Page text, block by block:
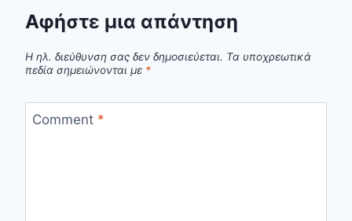
Αφήστε μια απάντηση
Η ηλ. διεύθυνση σας δεν δημοσιεύεται. Τα υποχρεωτικά
πεδία σημειώνονται με *
Comment *